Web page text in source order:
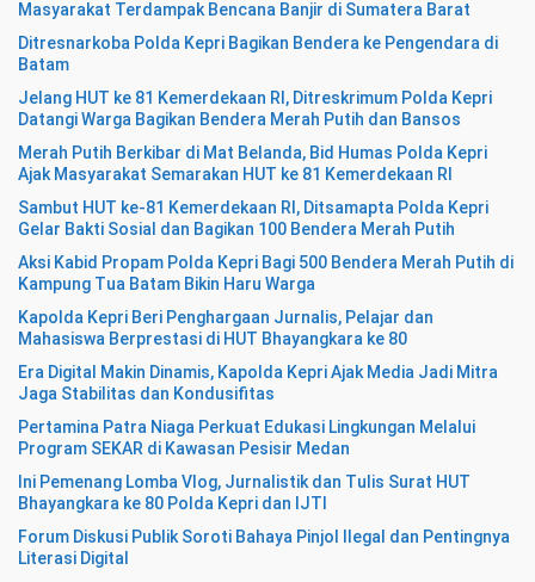
Masyarakat Terdampak Bencana Banjir di Sumatera Barat
Ditresnarkoba Polda Kepri Bagikan Bendera ke Pengendara di
Batam
Jelang HUT ke 81 Kemerdekaan RI, Ditreskrimum Polda Kepri
Datangi Warga Bagikan Bendera Merah Putih dan Bansos
Merah Putih Berkibar di Mat Belanda, Bid Humas Polda Kepri
Ajak Masyarakat Semarakan HUT ke 81 Kemerdekaan RI
Sambut HUT ke-81 Kemerdekaan RI, Ditsamapta Polda Kepri
Gelar Bakti Sosial dan Bagikan 100 Bendera Merah Putih
Aksi Kabid Propam Polda Kepri Bagi 500 Bendera Merah Putih di
Kampung Tua Batam Bikin Haru Warga
Kapolda Kepri Beri Penghargaan Jurnalis, Pelajar dan
Mahasiswa Berprestasi di HUT Bhayangkara ke 80
Era Digital Makin Dinamis, Kapolda Kepri Ajak Media Jadi Mitra
Jaga Stabilitas dan Kondusifitas
Pertamina Patra Niaga Perkuat Edukasi Lingkungan Melalui
Program SEKAR di Kawasan Pesisir Medan
Ini Pemenang Lomba Vlog, Jurnalistik dan Tulis Surat HUT
Bhayangkara ke 80 Polda Kepri dan IJTI
Forum Diskusi Publik Soroti Bahaya Pinjol Ilegal dan Pentingnya
Literasi Digital